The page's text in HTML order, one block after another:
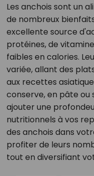
Les anchois sont un
de nombreux
excellente source
protéines, de
faibles en calories.
variée, allant des
aux recettes
conserve, en pâte ou
ajouter une
nutritionnels à vos
des anchois dans
profiter de leurs
tout en diversifiant